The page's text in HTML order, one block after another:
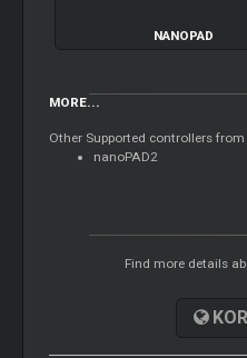
NANOPAD
MORE...
Other Supported controllers from
nanoPAD2
Find more details